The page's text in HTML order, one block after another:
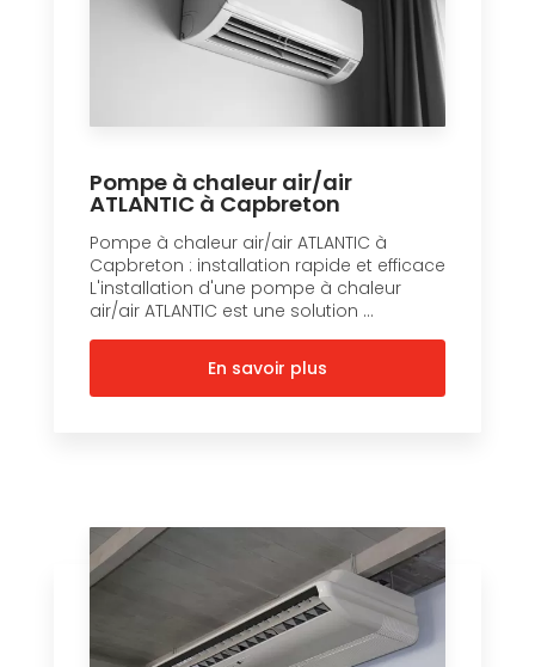
Pompe à chaleur air/air
ATLANTIC à Capbreton
Pompe à chaleur air/air ATLANTIC à
Capbreton : installation rapide et efficace
L'installation d'une pompe à chaleur
air/air ATLANTIC est une solution ...
En savoir plus